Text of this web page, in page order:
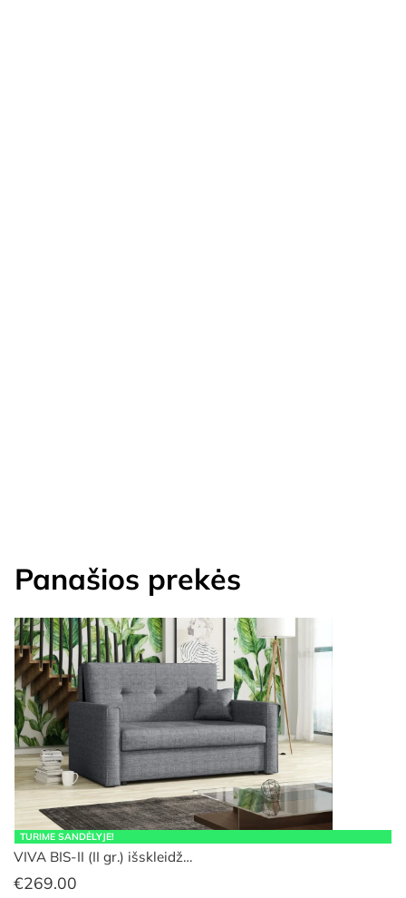
Panašios prekės
TURIME SANDĖLYJE!
VIVA BIS-II (II gr.) išskleidž…
€269.00